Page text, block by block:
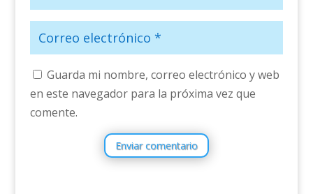
Guarda mi nombre, correo electrónico y web
en este navegador para la próxima vez que
comente.
Enviar comentario